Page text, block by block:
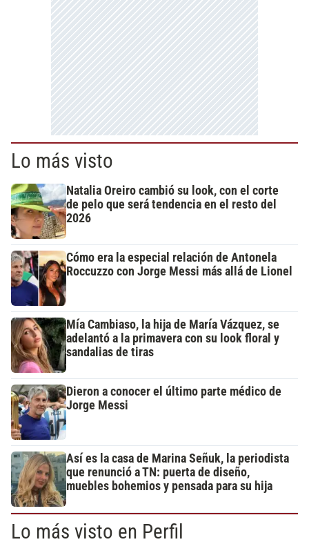
Lo más visto
Natalia Oreiro cambió su look, con el corte
de pelo que será tendencia en el resto del
2026
Cómo era la especial relación de Antonela
Roccuzzo con Jorge Messi más allá de Lionel
Mía Cambiaso, la hija de María Vázquez, se
adelantó a la primavera con su look floral y
sandalias de tiras
Dieron a conocer el último parte médico de
Jorge Messi
Así es la casa de Marina Señuk, la periodista
que renunció a TN: puerta de diseño,
muebles bohemios y pensada para su hija
Lo más visto en Perfil